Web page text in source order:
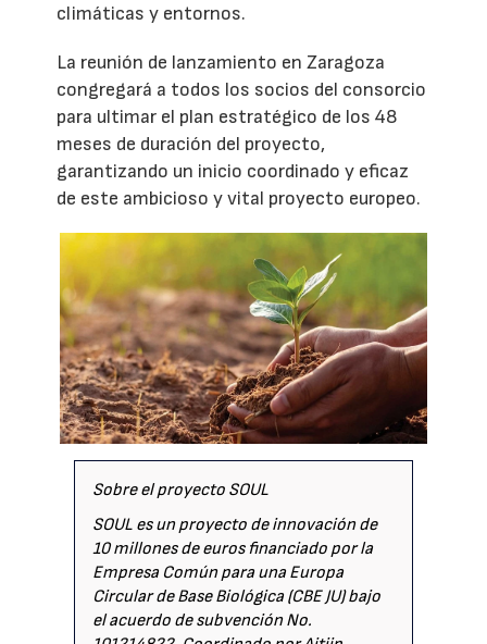
climáticas y entornos.
La reunión de lanzamiento en Zaragoza
congregará a todos los socios del consorcio
para ultimar el plan estratégico de los 48
meses de duración del proyecto,
garantizando un inicio coordinado y eficaz
de este ambicioso y vital proyecto europeo.
Sobre el proyecto SOUL
SOUL es un proyecto de innovación de
10 millones de euros financiado por la
Empresa Común para una Europa
Circular de Base Biológica (CBE JU) bajo
el acuerdo de subvención No.